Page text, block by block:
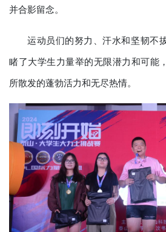
并合影留念。
运动员们的努力、汗水和坚韧不
睹了大学生力量举的无限潜力和可能
所散发的蓬勃活力和无尽热情。